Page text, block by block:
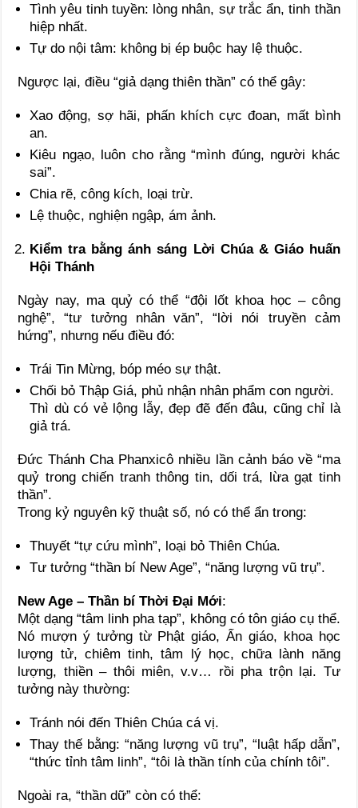
Tình yêu tinh tuyền: lòng nhân, sự trắc ẩn, tinh thần
hiệp nhất.
Tự do nội tâm: không bị ép buộc hay lệ thuộc.
Ngược lại, điều “giả dạng thiên thần” có thể gây:
Xao động, sợ hãi, phấn khích cực đoan, mất bình
an.
Kiêu ngạo, luôn cho rằng “mình đúng, người khác
sai”.
Chia rẽ, công kích, loại trừ.
Lệ thuộc, nghiện ngập, ám ảnh.
Kiểm tra bằng ánh sáng Lời Chúa & Giáo huấn
Hội Thánh
Ngày nay, ma quỷ có thể “đội lốt khoa học – công
nghệ”, “tư tưởng nhân văn”, “lời nói truyền cảm
hứng”, nhưng nếu điều đó:
Trái Tin Mừng, bóp méo sự thật.
Chối bỏ Thập Giá, phủ nhận nhân phẩm con người.
Thì dù có vẻ lộng lẫy, đẹp đẽ đến đâu, cũng chỉ là
giả trá.
Đức Thánh Cha Phanxicô nhiều lần cảnh báo về “ma
quỷ trong chiến tranh thông tin, dối trá, lừa gạt tinh
thần”.
Trong kỷ nguyên kỹ thuật số, nó có thể ẩn trong:
Thuyết “tự cứu mình”, loại bỏ Thiên Chúa.
Tư tưởng “thần bí New Age”, “năng lượng vũ trụ”.
New Age – Thần bí Thời Đại Mới:
Một dạng “tâm linh pha tạp”, không có tôn giáo cụ thể.
Nó mượn ý tưởng từ Phật giáo, Ấn giáo, khoa học
lượng tử, chiêm tinh, tâm lý học, chữa lành năng
lượng, thiền – thôi miên, v.v… rồi pha trộn lại. Tư
tưởng này thường:
Tránh nói đến Thiên Chúa cá vị.
Thay thế bằng: “năng lượng vũ trụ”, “luật hấp dẫn”,
“thức tỉnh tâm linh”, “tôi là thần tính của chính tôi”.
Ngoài ra, “thần dữ” còn có thể: